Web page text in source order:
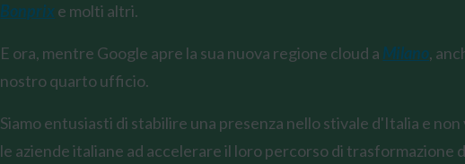
Bonprixe molti altri.
E ora, mentre Google apre la sua nuova regione cloud a Milano,
nostro quarto ufficio.
Siamo entusiasti di stabilire una presenza nello stivale d'Italia e
le aziende italiane ad accelerare il loro percorso di trasformazione